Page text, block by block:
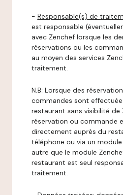
- Responsable(s) de
est responsable
avec Zenchef lorsque les
réservations ou les
au moyen des services
traitement.
N.B: Lorsque des
commandes sont
restaurant sans visibilité de
réservation ou commande
directement auprès du
téléphone ou via un
autre que le module
restaurant est seul
traitement.